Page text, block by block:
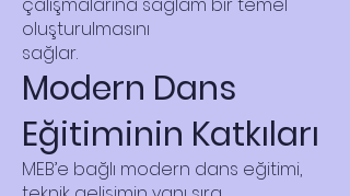
oluşturulmasını
sağlar.
Modern Dans
Eğitiminin Katkıları
MEB’e bağlı modern dans eğitimi,